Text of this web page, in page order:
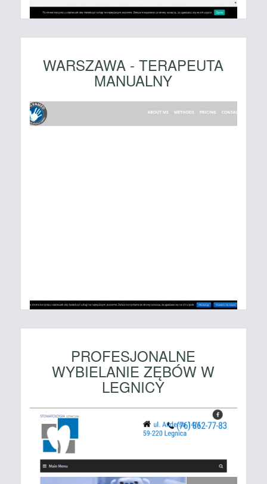
WARSZAWA - TERAPEUTA
MANUALNY
PROFESJONALNE
WYBIELANIE ZĘBÓW W
LEGNICY